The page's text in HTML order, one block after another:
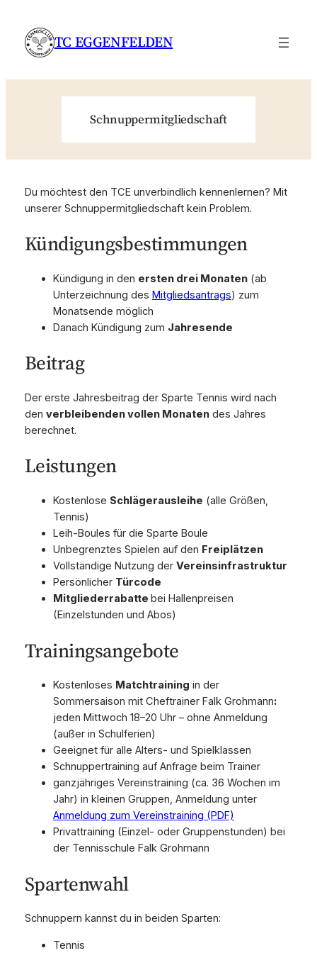
Inhalt
springen
TC EGGENFELDEN
Schnuppermitgliedschaft
Du möchtest den TCE unverbindlich kennenlernen? Mit
unserer Schnuppermitgliedschaft kein Problem.
Kündigungsbestimmungen
Kündigung in den ersten drei Monaten(ab
Unterzeichnung des Mitgliedsantrags) zum
Monatsende möglich
Danach Kündigung zum Jahresende
Beitrag
Der erste Jahresbeitrag der Sparte Tennis wird nach
den verbleibenden vollen Monatendes Jahres
berechnet.
Leistungen
Kostenlose Schlägerausleihe (alle Größen,
Tennis)
Leih-Boules für die Sparte Boule
Unbegrenztes Spielen auf den Freiplätzen
Vollständige Nutzung der Vereinsinfrastruktur
Persönlicher Türcode
Mitgliederrabatte bei Hallenpreisen
(Einzelstunden und Abos)
Trainingsangebote
Kostenloses Matchtraining in der
Sommersaison mit Cheftrainer Falk Grohmann:
jeden Mittwoch 18–20 Uhr – ohne Anmeldung
(außer in Schulferien)
Geeignet für alle Alters- und Spielklassen
Schnuppertraining auf Anfrage beim Trainer
ganzjähriges Vereinstraining (ca. 36 Wochen im
Jahr) in kleinen Gruppen, Anmeldung unter
Anmeldung zum Vereinstraining (PDF)
Privattraining (Einzel- oder Gruppenstunden) bei
der Tennisschule Falk Grohmann
Spartenwahl
Schnuppern kannst du in beiden Sparten:
Tennis